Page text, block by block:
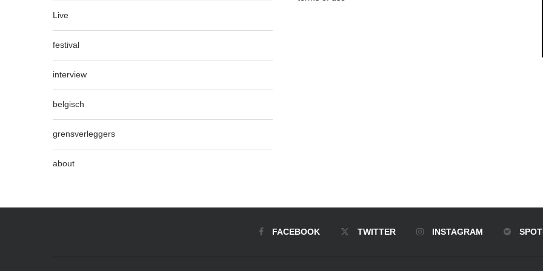
Live
festival
interview
belgisch
grensverleggers
about
FACEBOOK TWITTER INSTAGRAM